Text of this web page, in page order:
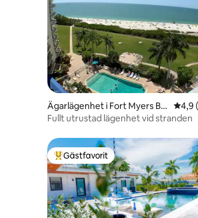
Ägarlägenhet i Fort Myers Be
ach
4,94,9
Fullt utrustad lägenhet vid stranden
Populär gästfavorit
Gästfavorit